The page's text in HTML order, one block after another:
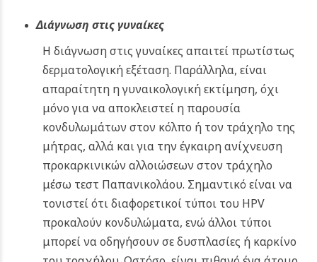
Διάγνωση στις γυναίκες
Η διάγνωση στις γυναίκες απαιτεί πρωτίστως
δερματολογική εξέταση. Παράλληλα, είναι
απαραίτητη η γυναικολογική εκτίμηση, όχι
μόνο για να αποκλειστεί η παρουσία
κονδυλωμάτων στον κόλπο ή τον τράχηλο της
μήτρας, αλλά και για την έγκαιρη ανίχνευση
προκαρκινικών αλλοιώσεων στον τράχηλο
μέσω τεστ Παπανικολάου. Σημαντικό είναι να
τονιστεί ότι διαφορετικοί τύποι του HPV
προκαλούν κονδυλώματα, ενώ άλλοι τύποι
μπορεί να οδηγήσουν σε δυσπλασίες ή καρκίνο